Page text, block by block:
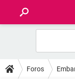
FOROS
Foros